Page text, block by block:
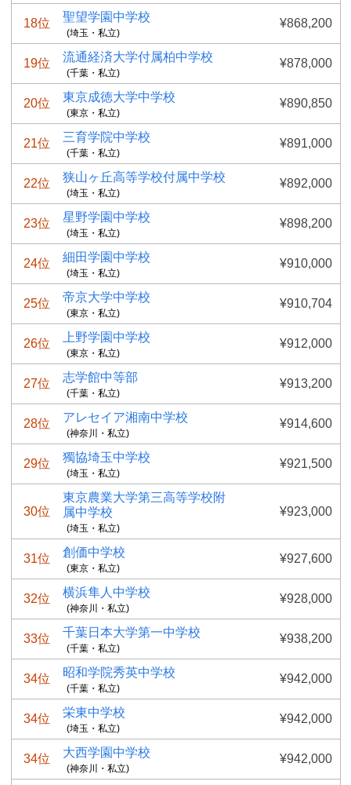
18位 聖望学園中学校
(埼玉・私立)
¥868,200
19位 流通経済大学付属柏中学校
(千葉・私立)
¥878,000
20位 東京成徳大学中学校
(東京・私立)
¥890,850
21位 三育学院中学校
(千葉・私立)
¥891,000
22位 狭山ヶ丘高等学校付属中学校
(埼玉・私立)
¥892,000
23位 星野学園中学校
(埼玉・私立)
¥898,200
24位 細田学園中学校
(埼玉・私立)
¥910,000
25位 帝京大学中学校
(東京・私立)
¥910,704
26位 上野学園中学校
(東京・私立)
¥912,000
27位 志学館中等部
(千葉・私立)
¥913,200
28位 アレセイア湘南中学校
(神奈川・私立)
¥914,600
29位 獨協埼玉中学校
(埼玉・私立)
¥921,500
30位
東京農業大学第三高等学校附
属中学校
(埼玉・私立)
¥923,000
31位 創価中学校
(東京・私立)
¥927,600
32位 横浜隼人中学校
(神奈川・私立)
¥928,000
33位 千葉日本大学第一中学校
(千葉・私立)
¥938,200
34位 昭和学院秀英中学校
(千葉・私立)
¥942,000
34位 栄東中学校
(埼玉・私立)
¥942,000
34位 大西学園中学校
(神奈川・私立)
¥942,000